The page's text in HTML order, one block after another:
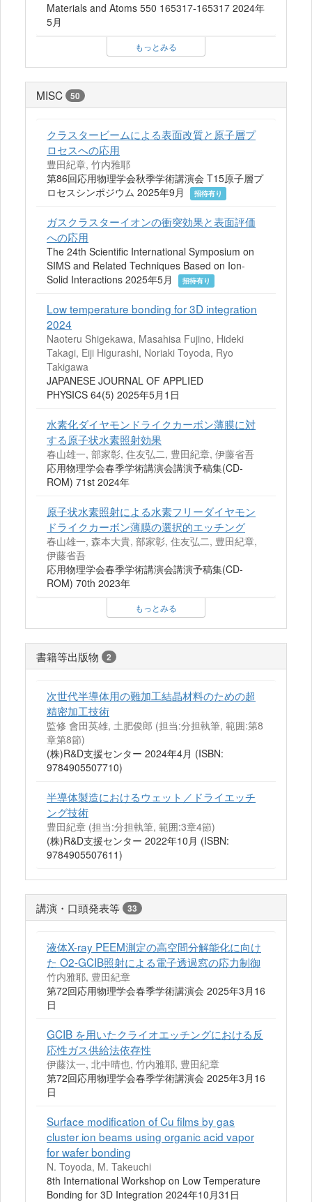
Materials and Atoms 550 165317-165317 2024年
5月
もっとみる
MISC 50
クラスタービームによる表面改質と原子層プ
ロセスへの応用
豊田紀章, 竹内雅耶
第86回応用物理学会秋季学術講演会 T15原子層プ
ロセスシンポジウム 2025年9月
招待有り
ガスクラスターイオンの衝突効果と表面評価
への応用
The 24th Scientific International Symposium on
SIMS and Related Techniques Based on Ion-
Solid Interactions 2025年5月
招待有り
Low temperature bonding for 3D integration
2024
Naoteru Shigekawa, Masahisa Fujino, Hideki
Takagi, Eiji Higurashi, Noriaki Toyoda, Ryo
Takigawa
JAPANESE JOURNAL OF APPLIED
PHYSICS 64(5) 2025年5月1日
水素化ダイヤモンドライクカーボン薄膜に対
する原子状水素照射効果
春山雄一, 部家彰, 住友弘二, 豊田紀章, 伊藤省吾
応用物理学会春季学術講演会講演予稿集(CD-
ROM) 71st 2024年
原子状水素照射による水素フリーダイヤモン
ドライクカーボン薄膜の選択的エッチング
春山雄一, 森本大貴, 部家彰, 住友弘二, 豊田紀章,
伊藤省吾
応用物理学会春季学術講演会講演予稿集(CD-
ROM) 70th 2023年
もっとみる
書籍等出版物 2
次世代半導体用の難加工結晶材料のための超
精密加工技術
監修 會田英雄, 土肥俊郎 (担当:分担執筆, 範囲:第8
章第8節)
(株)R&D支援センター 2024年4月 (ISBN:
9784905507710)
半導体製造におけるウェット／ドライエッチ
ング技術
豊田紀章 (担当:分担執筆, 範囲:3章4節)
(株)R&D支援センター 2022年10月 (ISBN:
9784905507611)
講演・口頭発表等 33
液体X-ray PEEM測定の高空間分解能化に向け
た O2-GCIB照射による電子透過窓の応力制御
竹内雅耶, 豊田紀章
第72回応用物理学会春季学術講演会 2025年3月16
日
GCIB を用いたクライオエッチングにおける反
応性ガス供給法依存性
伊藤汰一, 北中晴也, 竹内雅耶, 豊田紀章
第72回応用物理学会春季学術講演会 2025年3月16
日
Surface modification of Cu films by gas
cluster ion beams using organic acid vapor
for wafer bonding
N. Toyoda, M. Takeuchi
8th International Workshop on Low Temperature
Bonding for 3D Integration 2024年10月31日